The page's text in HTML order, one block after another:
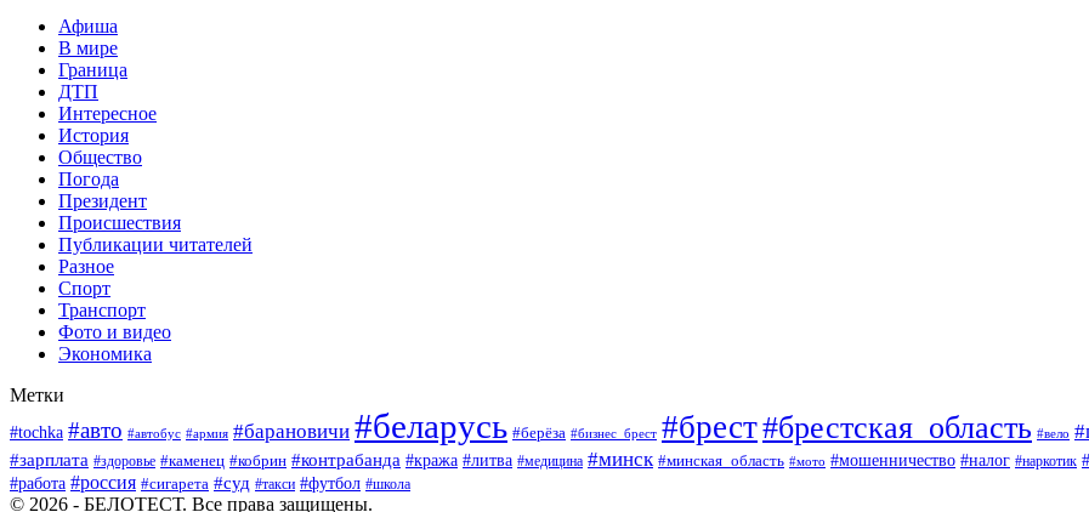
Афиша
В мире
Граница
ДТП
Интересное
История
Общество
Погода
Президент
Происшествия
Публикации читателей
Разное
Спорт
Транспорт
Фото и видео
Экономика
Метки
#tochka #авто #автобус #армия #барановичи #беларусь #берёза #бизнес_брест #брест#брестская_область #вело
#зарплата #здоровье #каменец #кобрин #контрабанда #кража #литва #медицина #минск #минская_область #мото #мошенничество #налог #наркотик
#работа #россия #сигарета #суд #такси #футбол #школа
© 2026 - БЕЛОТЕСТ. Все права защищены.